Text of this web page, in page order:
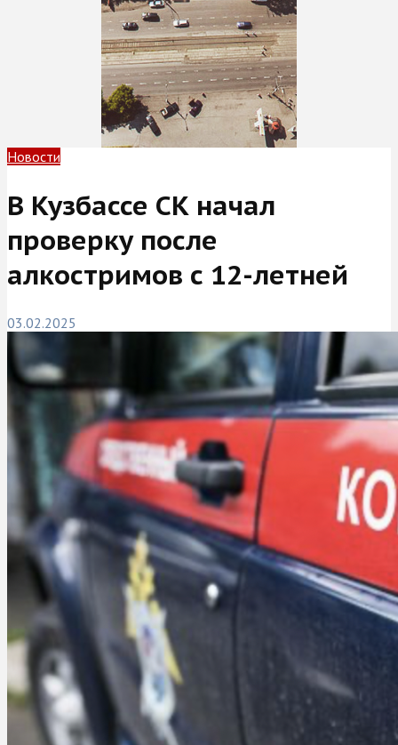
Новости
В Кузбассе СК начал
проверку после
алкостримов с 12-летней
03.02.2025